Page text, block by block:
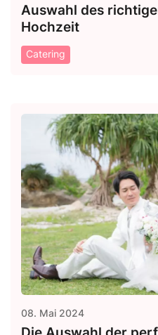
Auswahl des
Hochzeit
Catering
08. Mai 2024